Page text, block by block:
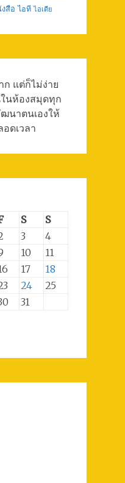
สือ ไอที ไอเดีย
ก แต่ก็ไม่ง่าย
นห้องสมุดทุก
นาตนเองให้
ดเวลา
S
S
3
4
10
11
17
18
24
25
31